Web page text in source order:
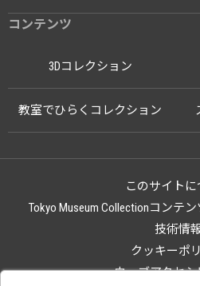
コンテンツ
3Dコレクション
教室でひらくコレクション
このサイト
Tokyo Museum Collectionコンテ
技術情
クッキーポ
ウェブアクセシ